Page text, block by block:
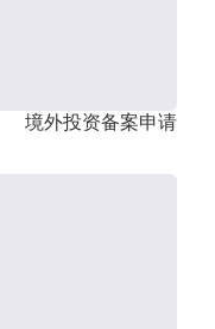
境外投资备案申请